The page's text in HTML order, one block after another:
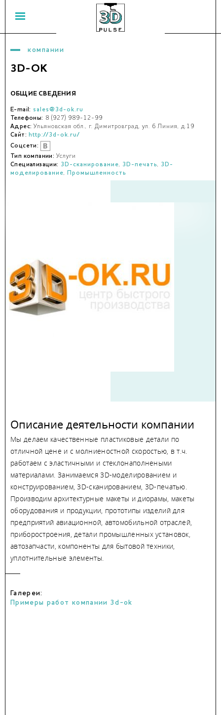
компании
3D-OK
ОБЩИЕ СВЕДЕНИЯ
E-mail: sales@3d-ok.ru
Телефоны: 8 (927) 989-12-99
Адрес: Ульяновская обл., г. Димитровград, ул. 6 Линия, д.19
Сайт: http://3d-ok.ru/
Соцсети:
Тип компании: Услуги
Специализации: 3D-сканирование, 3D-печать, 3D-
моделирование, Промышленность
Описание деятельности компании
Мы делаем качественные пластиковые детали по
отличной цене и с молниеностной скоростью, в т.ч.
работаем с эластичными и стеклонаполнеными
материалами. Занимаемся 3D-моделированием и
конструированием, 3D-сканированием, 3D-печатью.
Производим архитектурные макеты и диорамы, макеты
оборудования и продукции, прототипы изделий для
предприятий авиационной, автомобильной отраслей,
приборостроения, детали промышленных установок,
автозапчасти, компоненты для бытовой техники,
уплотнительные элементы.
Галереи:
Примеры работ компании 3d-ok